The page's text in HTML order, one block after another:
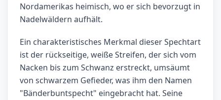
Nordamerikas heimisch, wo er sich bevorzugt in
Nadelwäldern aufhält.
Ein charakteristisches Merkmal dieser Spechtart
ist der rückseitige, weiße Streifen, der sich vom
Nacken bis zum Schwanz erstreckt, umsäumt
von schwarzem Gefieder, was ihm den Namen
"Bänderbuntspecht" eingebracht hat. Seine